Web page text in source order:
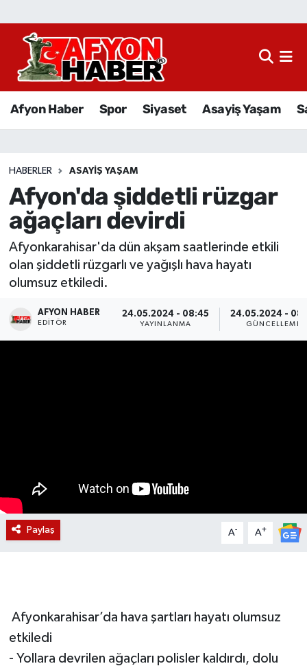
Afyon Haber Spor Siyaset Asayiş Yaşam
HABERLER ASAYIŞ YAŞAM
Afyon'da şiddetli rüzgar
ağaçları devirdi
Afyonkarahisar'da dün akşam saatlerinde etkili
olan şiddetli rüzgarlı ve yağışlı hava hayatı
olumsuz etkiledi.
AFYON HABER
EDITÖR
24.05.2024 - 08:45
YAYINLANMA
24.05.2024 -
GÜNCELLEME
Paylaş A- A+
Afyonkarahisar’da hava şartları hayatı olumsuz
etkiledi
- Yollara devrilen ağaçları polisler kaldırdı, dolu
Afyon Haber
Sağlık
Eğitim
Sivil Toplum